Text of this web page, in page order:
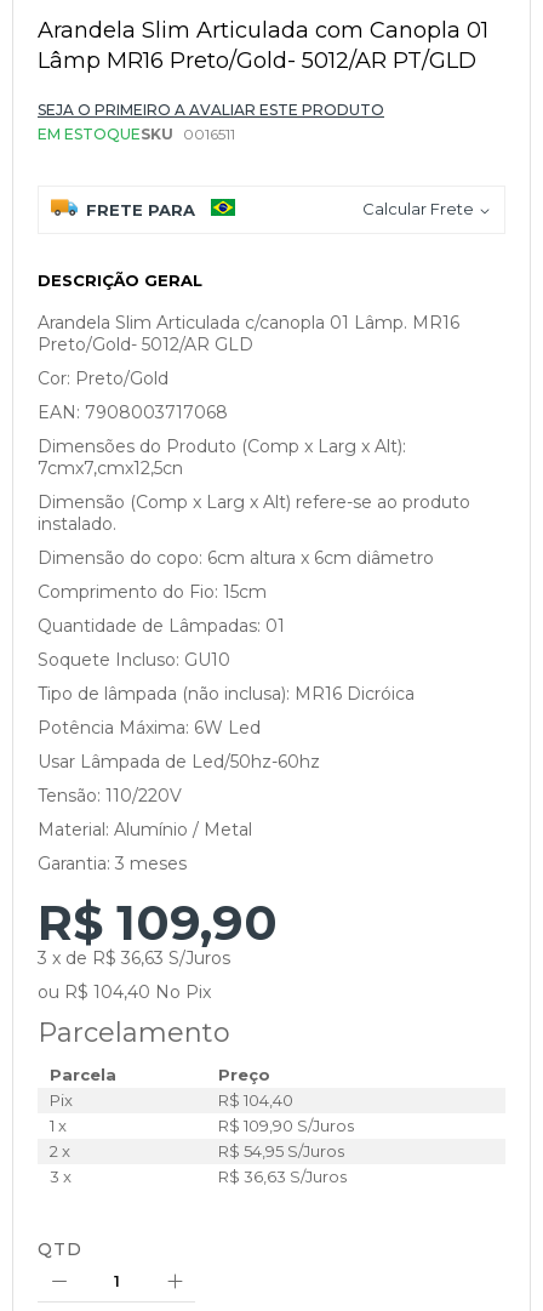
para
o
início
Galeria
de
Arandela Slim Articulada com Canopla 01
Lâmp MR16 Preto/Gold- 5012/AR PT/GLD
SEJA O PRIMEIRO A AVALIAR ESTE PRODUTO
EM ESTOQUESKU 0016511
FRETE PARA Calcular Frete
DESCRIÇÃO GERAL
Arandela Slim Articulada c/canopla 01 Lâmp. MR16
Preto/Gold- 5012/AR GLD
Cor: Preto/Gold
EAN: 7908003717068
Dimensões do Produto (Comp x Larg x Alt):
7cmx7,cmx12,5cn
Dimensão (Comp x Larg x Alt) refere-se ao produto
instalado.
Dimensão do copo: 6cm altura x 6cm diâmetro
Comprimento do Fio: 15cm
Quantidade de Lâmpadas: 01
Soquete Incluso: GU10
Tipo de lâmpada (não inclusa): MR16 Dicróica
Potência Máxima: 6W Led
Usar Lâmpada de Led/50hz-60hz
Tensão: 110/220V
Material: Alumínio / Metal
Garantia: 3 meses
R$ 109,90
3 x de R$ 36,63 S/Juros
ou R$ 104,40 No Pix
Parcelamento
Parcela
Preço
Pix
R$ 104,40
1 x
R$ 109,90 S/Juros
2 x
R$ 54,95 S/Juros
3 x
R$ 36,63 S/Juros
QTD